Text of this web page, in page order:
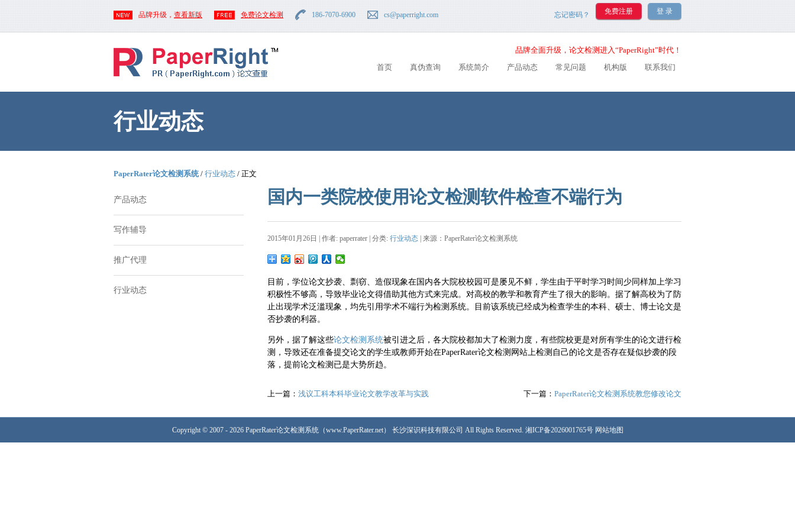
品牌升级， 查看新版 免费论文检测 186-7070-6900 cs@paperright.com 忘记密码？
品牌全面升级，论文检测进入“PaperRight”时代！
首页
真伪查询 系统简介 产品动态 常见问题 机构版 联系我们
行业动态
PaperRater论文检测系统/ 行业动态 / 正文
产品动态
写作辅导
推广代理
行业动态
国内一类院校使用论文检测软件检查不端行为
2015年01月26日 | 作者: paperrater | 分类: 行业动态 | 来源：PaperRater论文检测系统
目前，学位论文抄袭、剽窃、造假现象在国内各大院校校园可是屡见不鲜，学生由于平时学习时间少同样加上学习
积极性不够高，导致毕业论文得借助其他方式来完成。对高校的教学和教育产生了很大的影响。据了解高校为了防
止出现学术泛滥现象，均先引用学术不端行为检测系统。目前该系统已经成为检查学生的本科、硕士、博士论文是
否抄袭的利器。
另外，据了解这些论文检测系统被引进之后，各大院校都加大了检测力度，有些院校更是对所有学生的论文进行检
测，导致还在准备提交论文的学生或教师开始在PaperRater论文检测网站上检测自己的论文是否存在疑似抄袭的段
落，提前论文检测已是大势所趋。
上一篇： 浅议工科本科毕业论文教学改革与实践 下一篇： PaperRater论文检测系统教您修改论文
Copyright © 2007 - 2026 PaperRater论文检测系统（www.PaperRater.net） 长沙深识科技有限公司 All Rights Reserved. 湘ICP备2026001765号 网站地图